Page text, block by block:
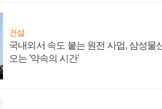
건설
국내외서 속도 붙는 원전 사업, 삼성물
오는 '약속의 시간'